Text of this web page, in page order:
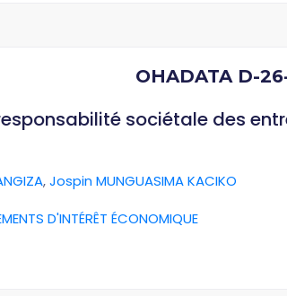
OHADATA D-
sociétale des
,Jospin MUNGUASIMA KACIKO
D'INTÉRÊT ÉCONOMIQUE